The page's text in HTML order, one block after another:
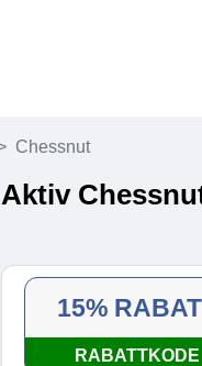
Chessnut
Aktiv
15%
RABATTKODE